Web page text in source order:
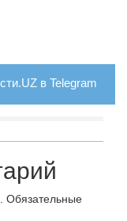
в Telegram
Обязательные